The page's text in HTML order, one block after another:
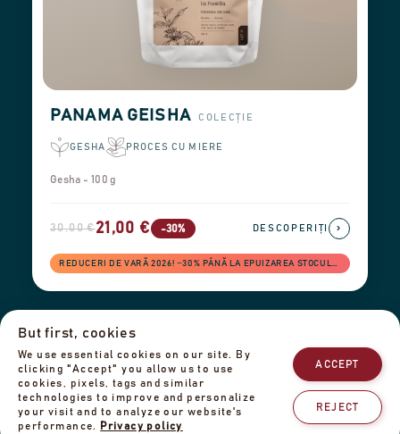
PANAMA GEISHA COLECȚIE
GESHA PROCES CU MIERE
Gesha - 100 g
30,00 €21,00 € -30%
REDUCERI DE VARĂ 2026! −30% PÂNĂ LA EPUIZAREA STOCULUI
DESCOPERIȚI ›
Informații de livrare
Politica de confidențialitate
Echipa noastră Contactați-ne
© 2025 Cafe de Panama
But first, cookies
We use essential cookies on our site. By
clicking "Accept" you allow us to use
cookies, pixels, tags and similar
technologies to improve and personalize
your visit and to analyze our website's
performance.
Privacy policy
ACCEPT
REJECT